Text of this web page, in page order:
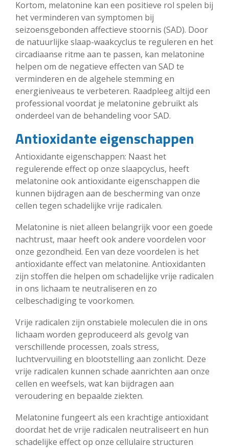
Kortom, melatonine kan een positieve rol spelen bij
het verminderen van symptomen bij
seizoensgebonden affectieve stoornis (SAD). Door
de natuurlijke slaap-waakcyclus te reguleren en het
circadiaanse ritme aan te passen, kan melatonine
helpen om de negatieve effecten van SAD te
verminderen en de algehele stemming en
energieniveaus te verbeteren. Raadpleeg altijd een
professional voordat je melatonine gebruikt als
onderdeel van de behandeling voor SAD.
Antioxidante eigenschappen
Antioxidante eigenschappen: Naast het
regulerende effect op onze slaapcyclus, heeft
melatonine ook antioxidante eigenschappen die
kunnen bijdragen aan de bescherming van onze
cellen tegen schadelijke vrije radicalen.
Melatonine is niet alleen belangrijk voor een goede
nachtrust, maar heeft ook andere voordelen voor
onze gezondheid. Een van deze voordelen is het
antioxidante effect van melatonine. Antioxidanten
zijn stoffen die helpen om schadelijke vrije radicalen
in ons lichaam te neutraliseren en zo
celbeschadiging te voorkomen.
Vrije radicalen zijn onstabiele moleculen die in ons
lichaam worden geproduceerd als gevolg van
verschillende processen, zoals stress,
luchtvervuiling en blootstelling aan zonlicht. Deze
vrije radicalen kunnen schade aanrichten aan onze
cellen en weefsels, wat kan bijdragen aan
veroudering en bepaalde ziekten.
Melatonine fungeert als een krachtige antioxidant
doordat het de vrije radicalen neutraliseert en hun
schadelijke effect op onze cellulaire structuren